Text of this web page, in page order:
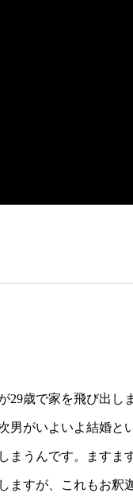
歳で家を飛び出し
男がいよいよ結婚と
うんです。ますま
ますが、これもお釈